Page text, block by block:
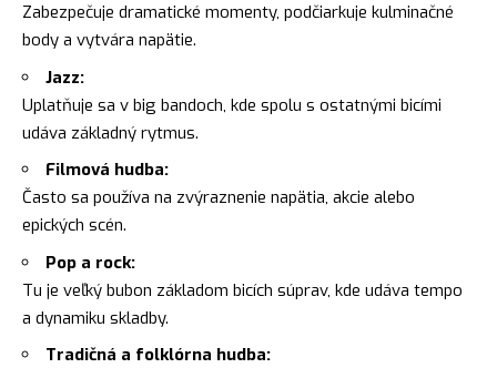
Zabezpečuje dramatické momenty, podčiarkuje kulminačné
body a vytvára napätie.
Jazz:
Uplatňuje sa v big bandoch, kde spolu s ostatnými bicími
udáva základný rytmus.
Filmová hudba:
Často sa používa na zvýraznenie napätia, akcie alebo
epických scén.
Pop a rock:
Tu je veľký bubon základom bicích súprav, kde udáva tempo
a dynamiku skladby.
Tradičná a folklórna hudba: